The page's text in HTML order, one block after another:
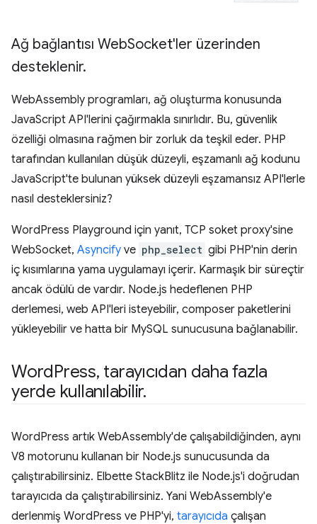
Ağ bağlantısı WebSocket'ler üzerinden
desteklenir.
WebAssembly programları, ağ oluşturma konusunda
JavaScript API'lerini çağırmakla sınırlıdır. Bu, güvenlik
özelliği olmasına rağmen bir zorluk da teşkil eder. PHP
tarafından kullanılan düşük düzeyli, eşzamanlı ağ kodunu
JavaScript'te bulunan yüksek düzeyli eşzamansız API'lerle
nasıl desteklersiniz?
WordPress Playground için yanıt, TCP soket proxy'sine
WebSocket, Asyncify ve php_select gibi PHP'nin derin
iç kısımlarına yama uygulamayı içerir. Karmaşık bir süreçtir
ancak ödülü de vardır. Node.js hedeflenen PHP
derlemesi, web API'leri isteyebilir, composer paketlerini
yükleyebilir ve hatta bir MySQL sunucusuna bağlanabilir.
WordPress, tarayıcıdan daha fazla
yerde kullanılabilir.
WordPress artık WebAssembly'de çalışabildiğinden, aynı
V8 motorunu kullanan bir Node.js sunucusunda da
çalıştırabilirsiniz. Elbette StackBlitz ile Node.js'i doğrudan
tarayıcıda da çalıştırabilirsiniz. Yani WebAssembly'e
derlenmiş WordPress ve PHP'yi, tarayıcıda çalışan